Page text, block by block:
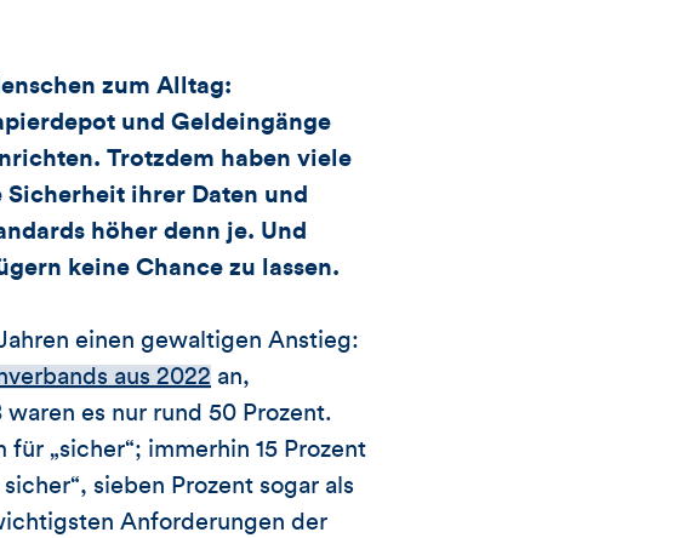
und
Kommentare
dieses
Artikels
zum Alltag:
und Geldeingänge
Trotzdem haben viele
ihrer Daten und
höher denn je. Und
keine Chance zu lassen.
einen gewaltigen Anstieg:
aus 2022 an,
es nur rund 50 Prozent.
„sicher“; immerhin 15 Prozent
sieben Prozent sogar als
Anforderungen der